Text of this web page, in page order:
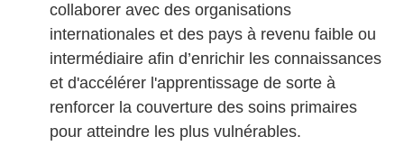
collaborer avec des organisations
internationales et des pays à revenu faible ou
intermédiaire afin d’enrichir les connaissances
et d'accélérer l'apprentissage de sorte à
renforcer la couverture des soins primaires
pour atteindre les plus vulnérables.